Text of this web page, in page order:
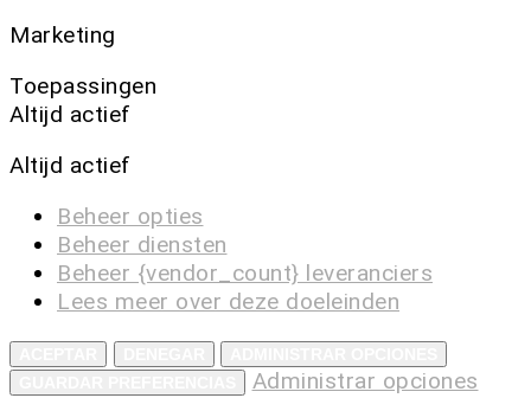
Marketing
Toepassingen
Altijd actief
Altijd actief
Beheer opties
Beheer diensten
Beheer {vendor_count} leveranciers
Lees meer over deze doeleinden
Administrar opciones